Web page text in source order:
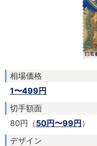
相場価格
1〜499円
切手額面
80円（50円〜99円）
デザイン